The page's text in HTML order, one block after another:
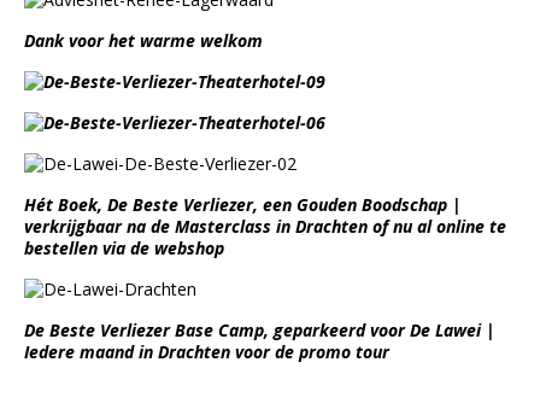
Dank voor het warme welkom
Hét Boek, De Beste Verliezer, een Gouden Boodschap |
verkrijgbaar na de Masterclass in Drachten of nu al online te
bestellen via de webshop
De Beste Verliezer Base Camp, geparkeerd voor De Lawei |
Iedere maand in Drachten voor de promo tour